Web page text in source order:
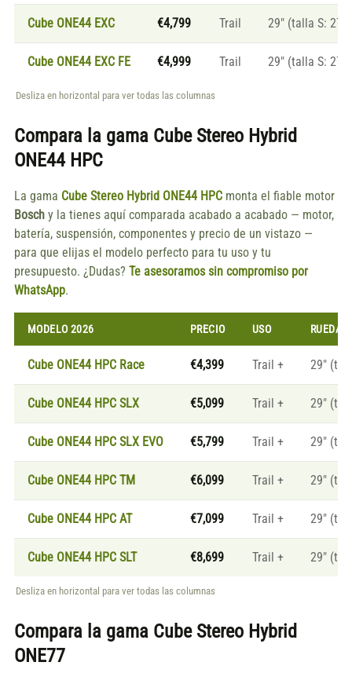
Cube ONE44 EXC €4,799 Trail 29″ (talla S:
Cube ONE44 EXC FE €4,999 Trail 29″ (talla S:
Desliza en horizontal para ver todas las columnas
Compara la gama Cube Stereo Hybrid
ONE44 HPC
La gama Cube Stereo Hybrid ONE44 HPCmonta el fiable motor
Boschy la tienes aquí comparada acabado a acabado — motor,
batería, suspensión, componentes y precio de un vistazo —
para que elijas el modelo perfecto para tu uso y tu
presupuesto. ¿Dudas? Te asesoramos sin compromiso por
WhatsApp.
MODELO 2026 PRECIO USO RUEDAS
Cube ONE44 HPC Race €4,399 Trail + 29"
Cube ONE44 HPC SLX €5,099 Trail + 29"
Cube ONE44 HPC SLX EVO €5,799 Trail + 29"
Cube ONE44 HPC TM €6,099 Trail + 29"
Cube ONE44 HPC AT €7,099 Trail + 29"
Cube ONE44 HPC SLT €8,699 Trail + 29"
Desliza en horizontal para ver todas las columnas
Compara la gama Cube Stereo Hybrid
ONE77